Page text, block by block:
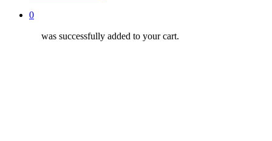
0
was successfully added to your cart.